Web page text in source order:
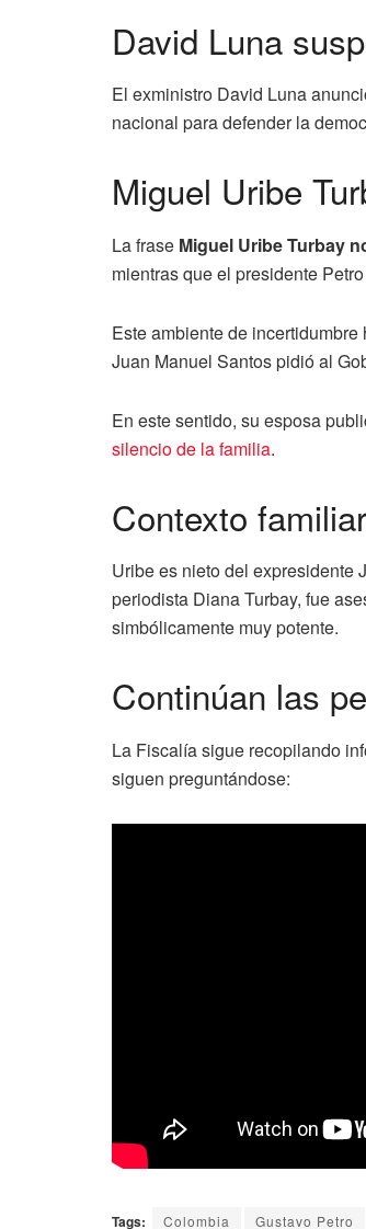
David Luna
El exministro David Luna
nacional para defender la
Miguel Uribe
La frase Miguel Uribe Turbay
mientras que el presidente
Este ambiente de
Juan Manuel Santos pidió al
En este sentido, su esposa
silencio de la familia.
Contexto
Uribe es nieto del expresidente
periodista Diana Turbay, fue
simbólicamente muy potente.
Continúan las
La Fiscalía sigue recopilando
siguen preguntándose:
Tags: Colombia Gustavo Petro